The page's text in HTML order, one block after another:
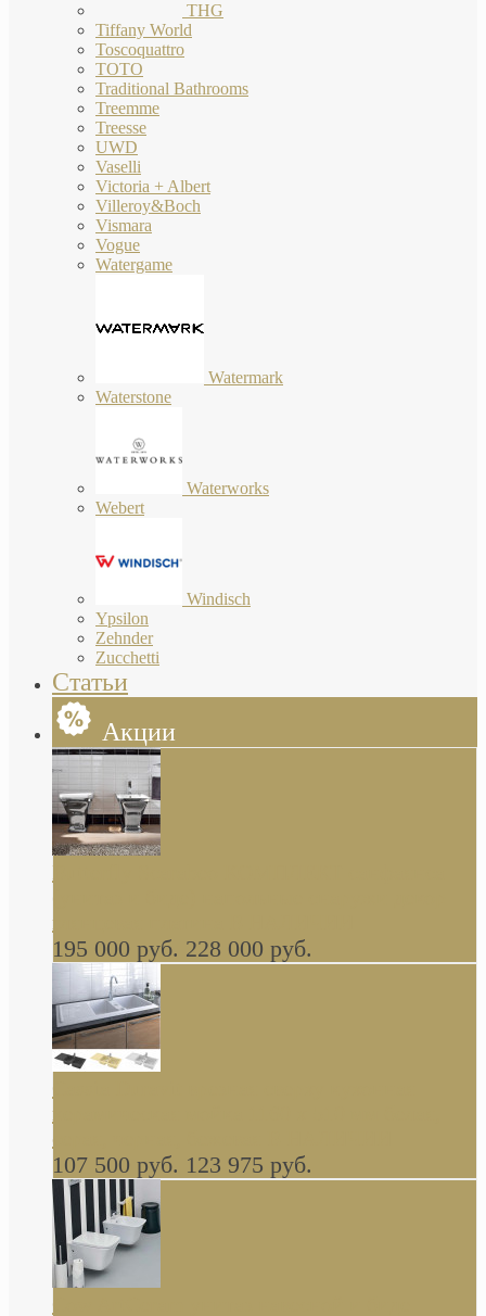
THG
Tiffany World
Toscoquattro
TOTO
Traditional Bathrooms
Treemme
Treesse
UWD
Vaselli
Victoria + Albert
Villeroy&Boch
Vismara
Vogue
Watergame
Watermark
Waterstone
Waterworks
Webert
Windisch
Ypsilon
Zehnder
Zucchetti
Статьи
Акции
Butterfly Scarabeo КОМПЛЕКТ санфаянса
глянцевая платина В НАЛИЧИИ
195 000 руб. 228 000 руб.
керамическая мойка 1160 x 510 мм белая,
серая, черная, бежевая В НАЛИЧИИ
107 500 руб. 123 975 руб.